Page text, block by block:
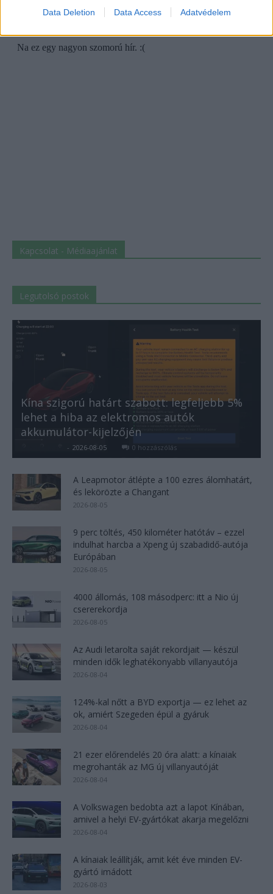
Data Deletion Data Access Adatvédelem
Kapcsolat - Médiaajánlat
Legutolsó postok
Kína szigorú határt szabott: legfeljebb 5%
lehet a hiba az elektromos autók
akkumulátor-kijelzőjén
- 2026-08-05 0 hozzászólás
A Leapmotor átlépte a 100 ezres álomhatárt,
és lekörözte a Changant
2026-08-05
9 perc töltés, 450 kilométer hatótáv – ezzel
indulhat harcba a Xpeng új szabadidő-autója
Európában
2026-08-05
4000 állomás, 108 másodperc: itt a Nio új
csererekordja
2026-08-05
Az Audi letarolta saját rekordjait — készül
minden idők leghatékonyabb villanyautója
2026-08-04
124%-kal nőtt a BYD exportja — ez lehet az
ok, amiért Szegeden épül a gyáruk
2026-08-04
21 ezer előrendelés 20 óra alatt: a kínaiak
megrohanták az MG új villanyautóját
2026-08-04
A Volkswagen bedobta azt a lapot Kínában,
amivel a helyi EV-gyártókat akarja megelőzni
2026-08-04
A kínaiak leállítják, amit két éve minden EV-
gyártó imádott
2026-08-03